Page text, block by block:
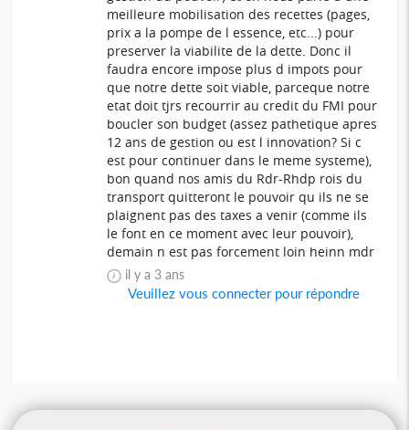
meilleure mobilisation des recettes (pages,
prix a la pompe de l essence, etc...) pour
preserver la viabilite de la dette. Donc il
faudra encore impose plus d impots pour
que notre dette soit viable, parceque notre
etat doit tjrs recourrir au credit du FMI pour
boucler son budget (assez pathetique apres
12 ans de gestion ou est l innovation? Si c
est pour continuer dans le meme systeme),
bon quand nos amis du Rdr-Rhdp rois du
transport quitteront le pouvoir qu ils ne se
plaignent pas des taxes a venir (comme ils
le font en ce moment avec leur pouvoir),
demain n est pas forcement loin heinn mdr
il y a 3 ans
Veuillez vous connecter pour répondre